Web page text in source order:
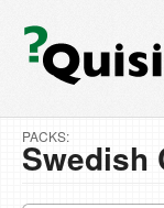
PACKS:
Swedish